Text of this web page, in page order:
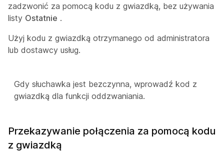
zadzwonić za pomocą kodu z gwiazdką, bez używania
listy Ostatnie .
Użyj kodu z gwiazdką otrzymanego od administratora
lub dostawcy usług.
Gdy słuchawka jest bezczynna, wprowadź kod z
gwiazdką dla funkcji oddzwaniania.
Przekazywanie połączenia za pomocą kodu
z gwiazdką